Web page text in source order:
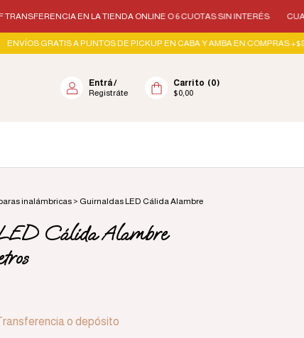
EN LA TIENDA ONLINE O 6 CUOTAS SIN INTERÉS CUANDO LLEGUES
A PUNTOS DE PICKUP EN CABA Y AMBA EN COMPRAS +$89.000! EN CABA
Entrá/
Registráte
Carrito (0)
$0,00
inalámbricas > Guirnaldas LED Cálida Alambre
Cálida Alambre
o depósito